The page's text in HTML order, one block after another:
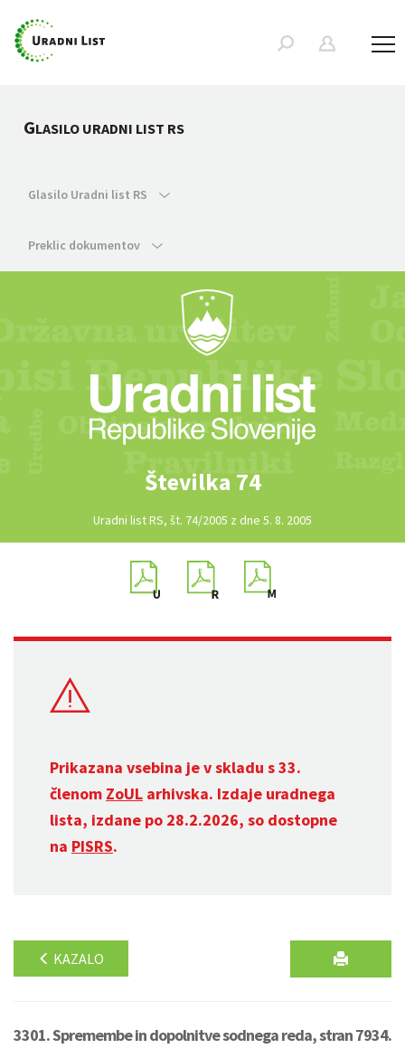
GLASILO URADNI LIST RS
Glasilo Uradni list RS
Preklic dokumentov
Številka 74
Uradni list RS, št. 74/2005 z dne 5. 8. 2005
Prikazana vsebina je v skladu s 33.
členom ZoUL arhivska. Izdaje uradnega
lista, izdane po 28.2.2026, so dostopne
na PISRS.
KAZALO
3301. Spremembe in dopolnitve sodnega reda, stran 7934.